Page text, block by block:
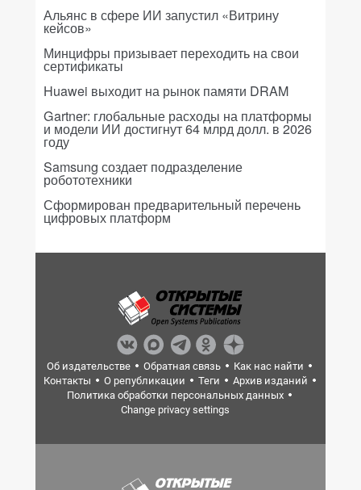
Альянс в сфере ИИ запустил «Витрину
кейсов»
Минцифры призывает переходить на свои
сертификаты
Huawei выходит на рынок памяти DRAM
Gartner: глобальные расходы на платформы
и модели ИИ достигнут 64 млрд долл. в 2026
году
Samsung создает подразделение
робототехники
Сформирован предварительный перечень
цифровых платформ
Об издательстве Обратная связь
Как нас найти
Контакты
О републикации Теги
Архив изданий
Политика обработки персональных данных
Change privacy settings